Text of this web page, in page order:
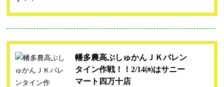
幡多農高ぶしゅかんＪＫバレン
タイン作戦！！2/14㈭はサニー
マート四万十店